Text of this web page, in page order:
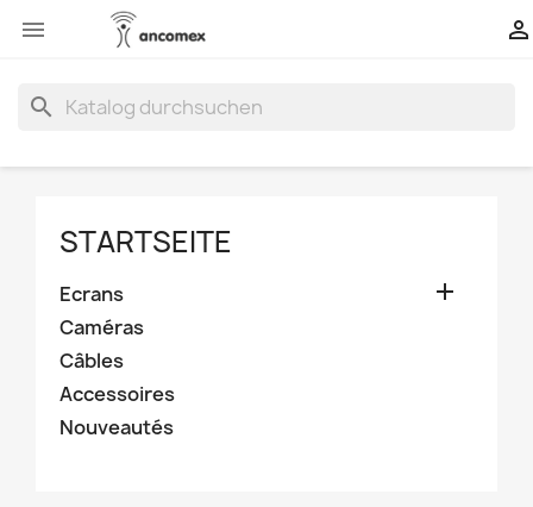
 
search
STARTSEITE
Ecrans 
Caméras
Câbles
Accessoires
Nouveautés